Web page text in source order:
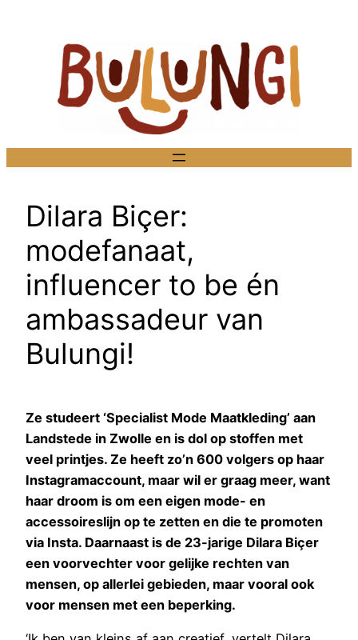
Dilara Biçer:
modefanaat,
influencer to be én
ambassadeur van
Bulungi!
Ze studeert ‘Specialist Mode Maatkleding’ aan
Landstede in Zwolle en is dol op stoffen met
veel printjes. Ze heeft zo’n 600 volgers op haar
Instagramaccount, maar wil er graag meer, want
haar droom is om een eigen mode- en
accessoireslijn op te zetten en die te promoten
via Insta. Daarnaast is de 23-jarige Dilara Biçer
een voorvechter voor gelijke rechten van
mensen, op allerlei gebieden, maar vooral ook
voor mensen met een beperking.